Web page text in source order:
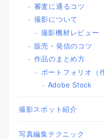
審査に通るコツ
撮影について
撮影機材レビュー
販売・発信のコツ
作品のまとめ方
ポートフォリオ（
Adobe Stock
撮影スポット紹介
写真編集テクニック